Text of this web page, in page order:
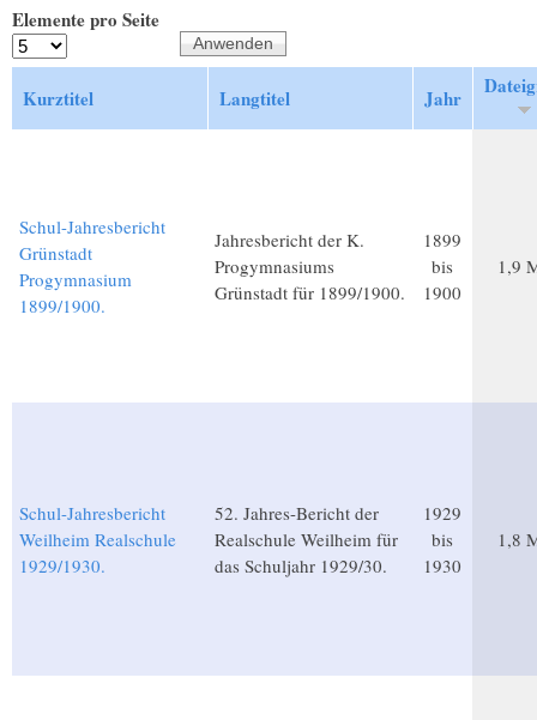
Elemente pro Seite
Kurztitel Langtitel Jahr
Schul-Jahresbericht
Grünstadt
Progymnasium
1899/1900.
Jahresbericht der K.
Progymnasiums
Grünstadt für 1899/1900.
1899
bis
1900
1,9
Schul-Jahresbericht
Weilheim Realschule
1929/1930.
52. Jahres-Bericht der
Realschule Weilheim für
das Schuljahr 1929/30.
1929
bis
1930
1,8